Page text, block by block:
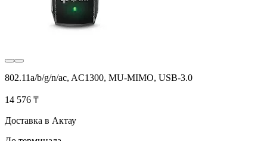
802.11a/b/g/n/ac, AC1300, MU-MIMO, USB‑3.0
14 576 ₸
Доставка в Актау